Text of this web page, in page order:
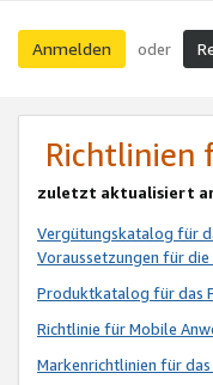
Anmelden oder
Richtlinien
zuletzt aktualisiert
Vergütungskatalog für
Voraussetzungen für
Produktkatalog für das
Richtlinie für Mobile
Markenrichtlinien für